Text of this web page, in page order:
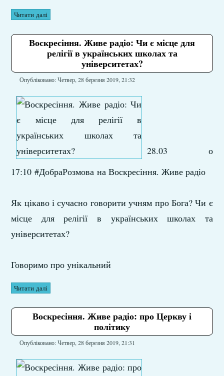
Читати далі
Воскресіння. Живе радіо: Чи є місце для
релігії в українських школах та
університетах?
Опубліковано: Четвер, 28 березня 2019, 21:32
28.03 о
17:10 #ДобраРозмова на Воскресіння. Живе радіо
Як цікаво і сучасно говорити учням про Бога? Чи є
місце для релігії в українських школах та
університетах?
Говоримо про унікальний
Читати далі
Воскресіння. Живе радіо: про Церкву і
політику
Опубліковано: Четвер, 28 березня 2019, 21:31